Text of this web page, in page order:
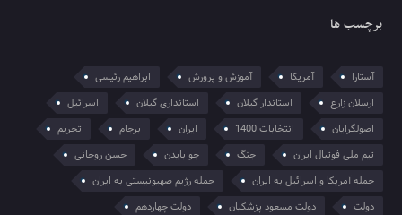
برچسب ها
آستارا آمریکا آموزش و پرورش
ابراهیم رئیسی
ارسلان زارع
استاندار گیلان استانداری گیلان
اسرائیل
اصولگرایان
انتخابات 1400 ایران برجام
تحریم
تیم ملی فوتبال ایران
جنگ جو بایدن
حسن روحانی
حمله آمریکا و اسرائیل به ایران
حمله رژیم صهیونیستی به ایران
دولت
دولت مسعود پزشکیان دولت چهاردهم